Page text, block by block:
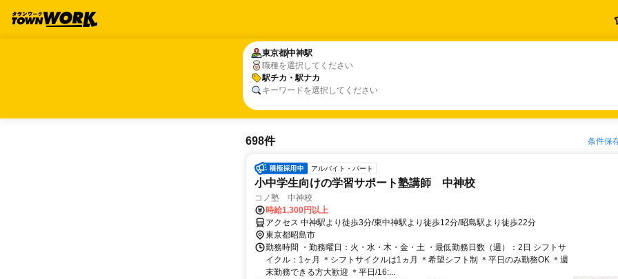
東京都中神駅
職種を選択してください
駅チカ・駅ナカ
キーワードを選択してください
東京都中神駅
駅チカ・駅ナカ
698件 条件保
アルバイト・パート
小中学生向けの学習サポート塾講師 中神校
コノ塾 中神校
時給1,300円以上
アクセス 中神駅より徒歩3分/東中神駅より徒歩12分/昭島駅より徒歩22分
東京都昭島市
勤務時間 ・勤務曜日：火・水・木・金・土 ・最低勤務日数（週）：2日 シフトサ
イクル：1ヶ月 ＊シフトサイクルは1ヵ月 ＊希望シフト制 ＊平日のみ勤務OK ＊週
末勤務できる方大歓迎 ＊平日/16:...